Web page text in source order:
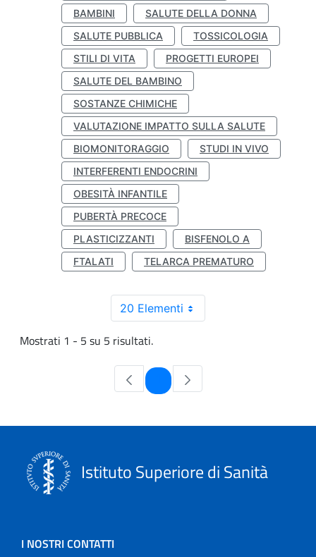
BAMBINI
SALUTE DELLA DONNA
SALUTE PUBBLICA
TOSSICOLOGIA
STILI DI VITA
PROGETTI EUROPEI
SALUTE DEL BAMBINO
SOSTANZE CHIMICHE
VALUTAZIONE IMPATTO SULLA SALUTE
BIOMONITORAGGIO
STUDI IN VIVO
INTERFERENTI ENDOCRINI
OBESITÀ INFANTILE
PUBERTÀ PRECOCE
PLASTICIZZANTI
BISFENOLO A
FTALATI
TELARCA PREMATURO
20 Elementi
Mostrati 1 - 5 su 5 risultati.
Pagina
Istituto Superiore di Sanità
I NOSTRI CONTATTI